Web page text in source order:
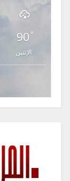
90 °
الإثنين